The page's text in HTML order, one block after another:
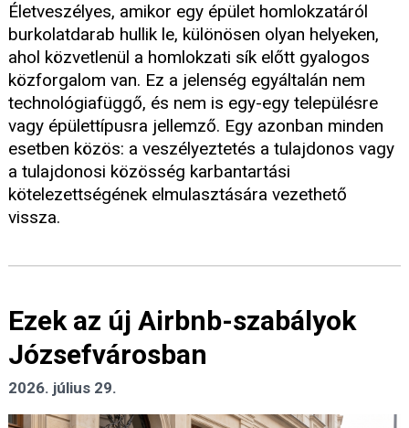
Életveszélyes, amikor egy épület homlokzatáról
burkolatdarab hullik le, különösen olyan helyeken,
ahol közvetlenül a homlokzati sík előtt gyalogos
közforgalom van. Ez a jelenség egyáltalán nem
technológiafüggő, és nem is egy-egy településre
vagy épülettípusra jellemző. Egy azonban minden
esetben közös: a veszélyeztetés a tulajdonos vagy
a tulajdonosi közösség karbantartási
kötelezettségének elmulasztására vezethető
vissza.
Ezek az új Airbnb-szabályok
Józsefvárosban
2026. július 29.